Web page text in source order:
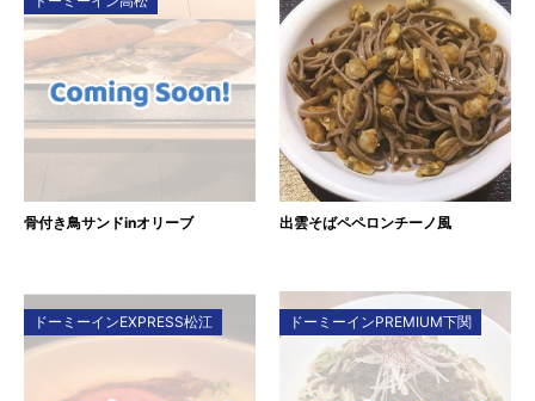
骨付き鳥サンドinオリーブ 出雲そばペペロンチーノ風
ドーミーインEXPRESS松江 ドーミーインPREMIUM下関